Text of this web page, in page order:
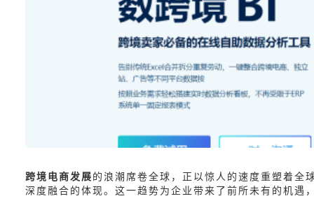
跨境电商发展的浪潮席卷全球，正以惊人的速度重塑着
深度融合的体现。这一趋势为企业带来了前所未有的机遇